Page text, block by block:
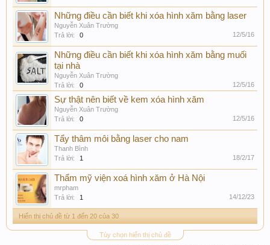
Những điều cần biết khi xóa hình xăm bằng laser
Nguyễn Xuân Trường
Trả lời:
0 12/5/16
Những điều cần biết khi xóa hình xăm bằng muối
tại nhà
Nguyễn Xuân Trường
Trả lời:
0 12/5/16
Sự thật nên biết về kem xóa hình xăm
Nguyễn Xuân Trường
Trả lời:
0 12/5/16
Tẩy thâm môi bằng laser cho nam
Thanh Bình
Trả lời:
1 18/2/17
Thẩm mỹ viện xoá hình xăm ở Hà Nội
mrpham
Trả lời:
1 14/12/23
Hiển thị chủ đề từ 1 đến 20 của 30
Tùy chọn hiển thị chủ đề